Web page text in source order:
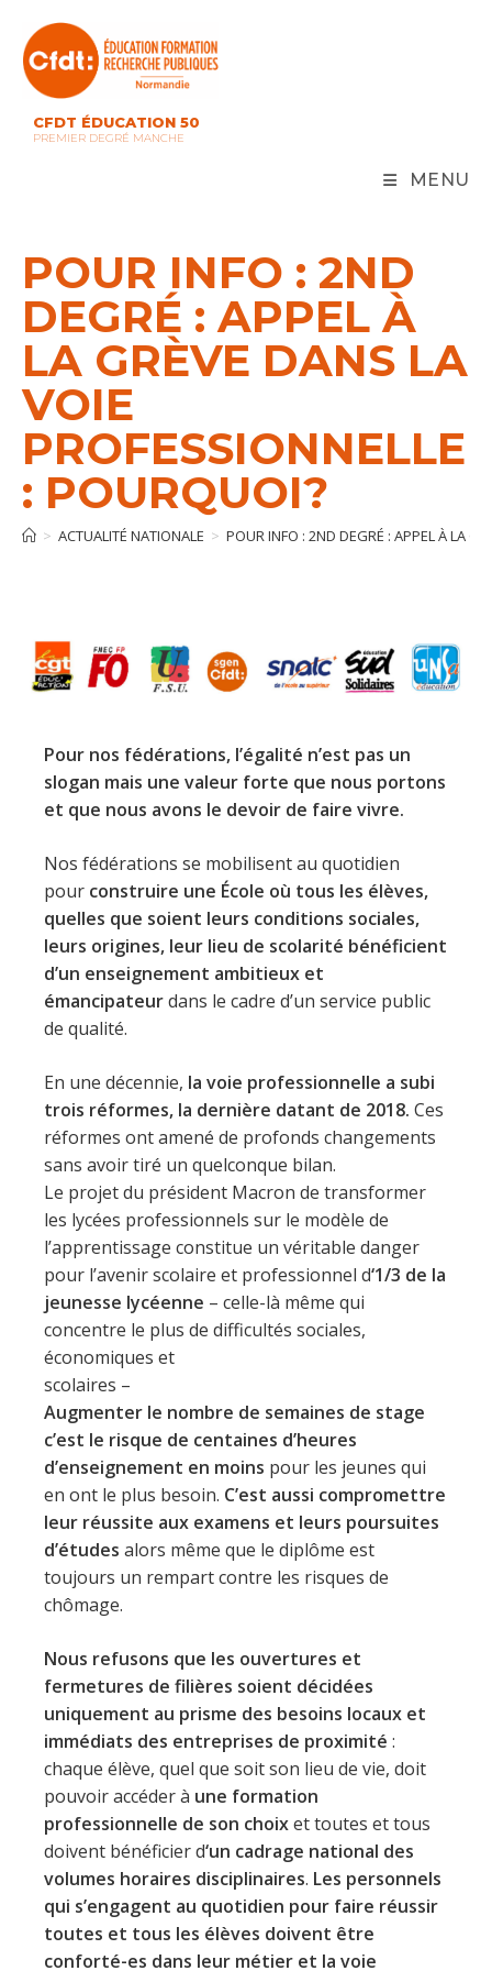
content
CFDT ÉDUCATION 50
PREMIER DEGRÉ MANCHE
MENU
POUR INFO : 2ND
DEGRÉ : APPEL À
LA GRÈVE DANS LA
VOIE
PROFESSIONNELLE
: POURQUOI?
> ACTUALITÉ NATIONALE > POUR INFO : 2ND DEGRÉ : APPEL À LA
Pour nos fédérations, l’égalité n’est pas un
slogan mais une valeur forte que nous portons
et que nous avons le devoir de faire vivre.
Nos fédérations se mobilisent au quotidien
pour construire une École où tous les élèves,
quelles que soient leurs conditions sociales,
leurs origines, leur lieu de scolarité bénéficient
d’un enseignement ambitieux et
émancipateurdans le cadre d’un service public
de qualité.
En une décennie, la voie professionnelle a subi
trois réformes, la dernière datant de 2018. Ces
réformes ont amené de profonds changements
sans avoir tiré un quelconque bilan.
Le projet du président Macron de transformer
les lycées professionnels sur le modèle de
l’apprentissage constitue un véritable danger
pour l’avenir scolaire et professionnel d‘1/3 de la
jeunesse lycéenne – celle-là même qui
concentre le plus de difficultés sociales,
économiques et
scolaires –
Augmenter le nombre de semaines de stage
c’est le risque de centaines d’heures
d’enseignement en moins pour les jeunes qui
en ont le plus besoin. C’est aussi compromettre
leur réussite aux examens et leurs poursuites
d’études alors même que le diplôme est
toujours un rempart contre les risques de
chômage.
Nous refusons que les ouvertures et
fermetures de filières soient décidées
uniquement au prisme des besoins locaux et
immédiats des entreprises de proximité :
chaque élève, quel que soit son lieu de vie, doit
pouvoir accéder à une formation
professionnelle de son choixet toutes et tous
doivent bénéficier d‘un cadrage national des
volumes horaires disciplinaires. Les personnels
qui s’engagent au quotidien pour faire réussir
toutes et tous les élèves doivent être
conforté-es dans leur métier et la voie